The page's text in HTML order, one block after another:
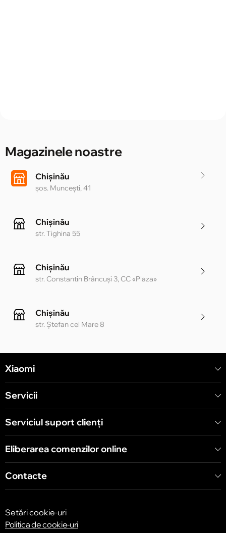
Magazinele noastre
Chișinău
șos. Muncești, 41
Chișinău
str. Tighina 55
Chișinău
str. Constantin Brâncuși 3, CC «Plaza»
Chișinău
str. Ștefan cel Mare 8
Chișinău
str. Arborilor 21, CC «Shopping MallDova»
Xiaomi
Servicii
Serviciul suport clienţi
Eliberarea comenzilor online
Contacte
Setări cookie-uri
Politica de cookie-uri